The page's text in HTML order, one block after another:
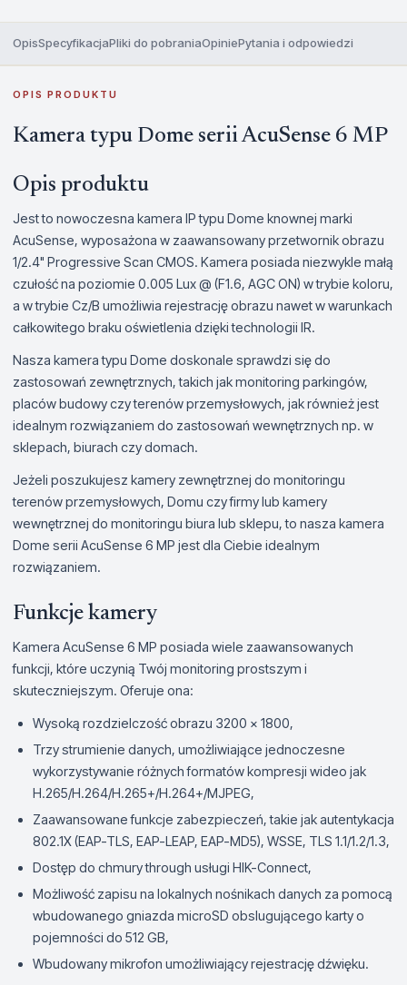
OpisSpecyfikacjaPliki do pobraniaOpiniePytania i odpowiedzi
OPIS PRODUKTU
Kamera typu Dome serii AcuSense 6 MP
Opis produktu
Jest to nowoczesna kamera IP typu Dome knownej marki
AcuSense, wyposażona w zaawansowany przetwornik obrazu
1/2.4" Progressive Scan CMOS. Kamera posiada niezwykle małą
czułość na poziomie 0.005 Lux @ (F1.6, AGC ON) w trybie koloru,
a w trybie Cz/B umożliwia rejestrację obrazu nawet w warunkach
całkowitego braku oświetlenia dzięki technologii IR.
Nasza kamera typu Dome doskonale sprawdzi się do
zastosowań zewnętrznych, takich jak monitoring parkingów,
placów budowy czy terenów przemysłowych, jak również jest
idealnym rozwiązaniem do zastosowań wewnętrznych np. w
sklepach, biurach czy domach.
Jeżeli poszukujesz kamery zewnętrznej do monitoringu
terenów przemysłowych, Domu czy firmy lub kamery
wewnętrznej do monitoringu biura lub sklepu, to nasza kamera
Dome serii AcuSense 6 MP jest dla Ciebie idealnym
rozwiązaniem.
Funkcje kamery
Kamera AcuSense 6 MP posiada wiele zaawansowanych
funkcji, które uczynią Twój monitoring prostszym i
skuteczniejszym. Oferuje ona:
Wysoką rozdzielczość obrazu 3200 × 1800,
Trzy strumienie danych, umożliwiające jednoczesne
wykorzystywanie różnych formatów kompresji wideo jak
H.265/H.264/H.265+/H.264+/MJPEG,
Zaawansowane funkcje zabezpieczeń, takie jak autentykacja
802.1X (EAP-TLS, EAP-LEAP, EAP-MD5), WSSE, TLS 1.1/1.2/1.3,
Dostęp do chmury through usługi HIK-Connect,
Możliwość zapisu na lokalnych nośnikach danych za pomocą
wbudowanego gniazda microSD obslugującego karty o
pojemności do 512 GB,
Wbudowany mikrofon umożliwiający rejestrację dźwięku.